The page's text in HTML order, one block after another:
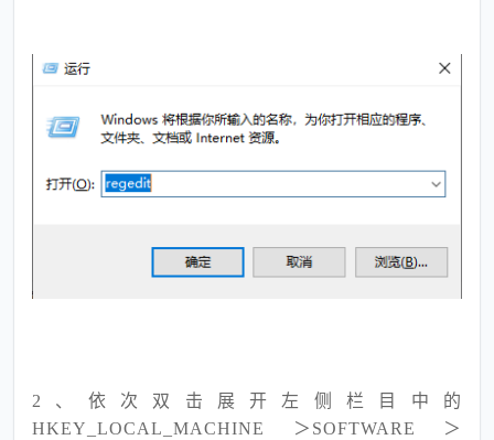
2、依次双击展开左侧栏目中的
HKEY_LOCAL_MACHINE ＞SOFTWARE ＞